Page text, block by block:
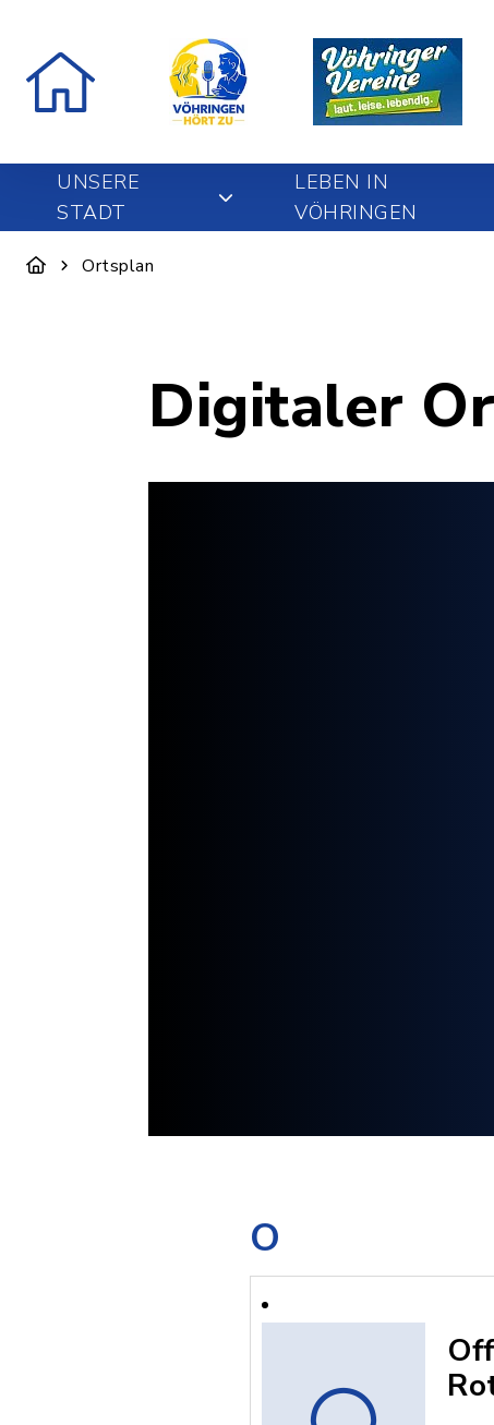
UNSERE
STADT
LEBEN IN
VÖHRINGEN
Ortsplan
Digitaler
O